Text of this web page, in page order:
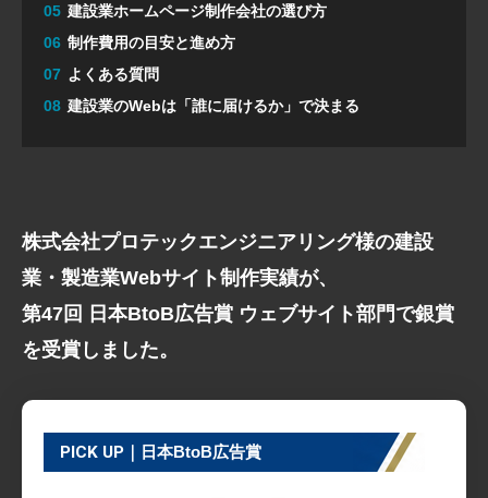
05 建設業ホームページ制作会社の選び方
06 制作費用の目安と進め方
07 よくある質問
08 建設業のWebは「誰に届けるか」で決まる
株式会社プロテックエンジニアリング様の建設
業・製造業Webサイト制作実績が、
第47回 日本BtoB広告賞 ウェブサイト部門で銀賞
を受賞しました。
PICK UP ｜日本BtoB広告賞